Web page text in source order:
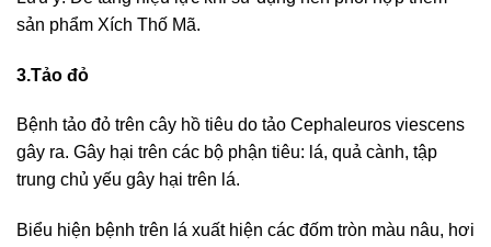
sản phẩm Xích Thố Mã.
3.Tảo đỏ
Bệnh tảo đỏ trên cây hồ tiêu do tảo Cephaleuros viescens
gây ra. Gây hại trên các bộ phận tiêu: lá, quả cành, tập
trung chủ yếu gây hại trên lá.
Biểu hiện bệnh trên lá xuất hiện các đốm tròn màu nâu, hơi